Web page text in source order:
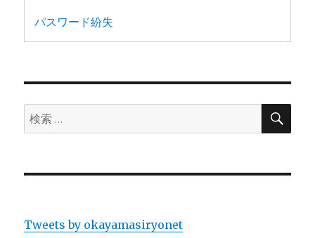
パスワード紛失
検
索:
検
Tweets by okayamasiryonet